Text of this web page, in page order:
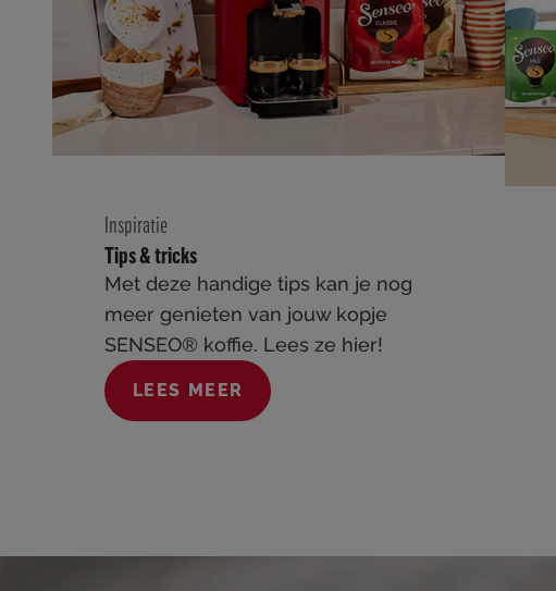
Inspiratie
Tips & tricks
Met deze handige tips kan je nog
meer genieten van jouw kopje
SENSEO® koffie. Lees ze hier!
LEES MEER